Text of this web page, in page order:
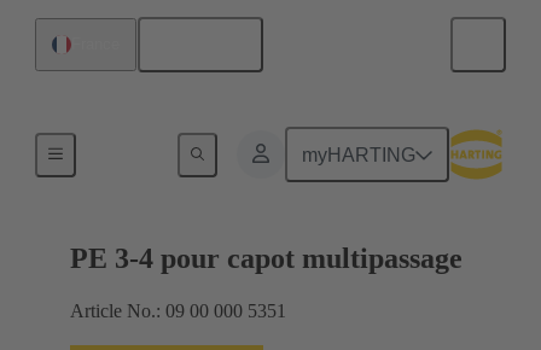
myHARTING
PE 3-4 pour capot multipassage
Article No.: 09 00 000 5351